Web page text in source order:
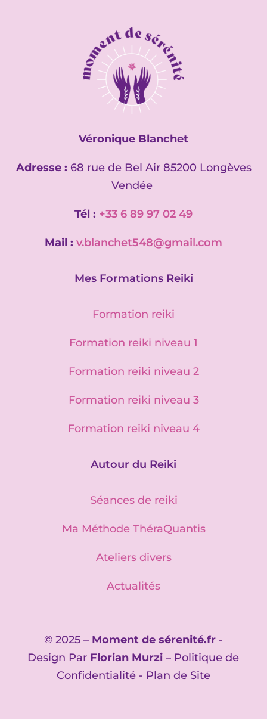
Véronique Blanchet
Adresse : 68 rue de Bel Air 85200 Longèves
Vendée
Tél : +33 6 89 97 02 49
Mail : v.blanchet548@gmail.com
Mes Formations Reiki
Formation reiki
Formation reiki niveau 1
Formation reiki niveau 2
Formation reiki niveau 3
Formation reiki niveau 4
Autour du Reiki
Séances de reiki
Ma Méthode ThéraQuantis
Ateliers divers
Actualités
© 2025 – Moment de sérenité.fr-
Design Par Florian Murzi – Politique de
Confidentialité- Plan de Site